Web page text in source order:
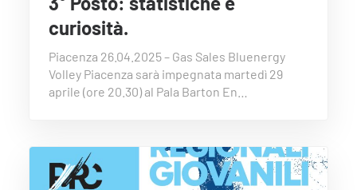
curiosità.
Piacenza 26.04.2025 – Gas Sales Bluenergy
Volley Piacenza sarà impegnata martedì 29
aprile (ore 20.30) al Pala Barton En…